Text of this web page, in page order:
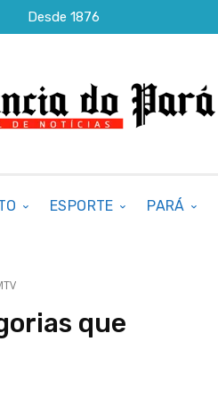
Desde 1876
ESPORTE PARÁ
que